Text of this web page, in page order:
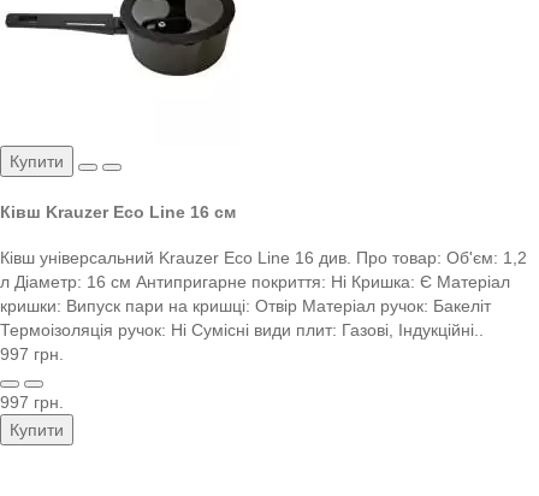
Купити
Ківш Krauzer Eco Line 16 см
Ківш універсальний Krauzer Eco Line 16 див. Про товар: Об'єм: 1,2
л Діаметр: 16 см Антипригарне покриття: Ні Кришка: Є Матеріал
кришки: Випуск пари на кришці: Отвір Матеріал ручок: Бакеліт
Термоізоляція ручок: Ні Сумісні види плит: Газові, Індукційні..
997 грн.
997 грн.
Купити